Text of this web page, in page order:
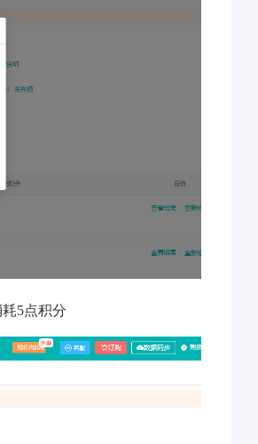
5点积分